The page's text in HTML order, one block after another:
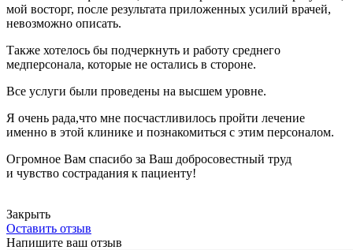
мой восторг, после результата приложенных усилий врачей,
невозможно описать.
Также хотелось бы подчеркнуть и работу среднего
медперсонала, которые не остались в стороне.
Все услуги были проведены на высшем уровне.
Я очень рада,что мне посчастливилось пройти лечение
именно в этой клинике и познакомиться с этим персоналом.
Огромное Вам спасибо за Ваш добросовестный труд
и чувство сострадания к пациенту!
Закрыть
Оставить отзыв
Напишите ваш отзыв